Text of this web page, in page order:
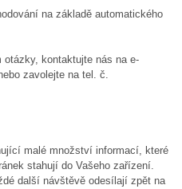
na základě automatického
otázky, kontaktujte nás na e-
zavolejte na tel. č.
malé množství informací, které
stahují do Vašeho zařízení.
další návštěvě odesílají zpět na